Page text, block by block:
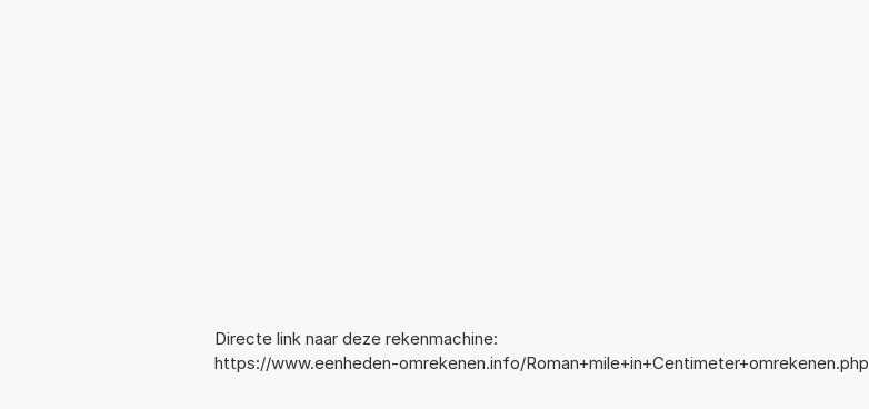
Directe link naar deze rekenmachine:
https://www.eenheden-omrekenen.info/Roman+mile+in+Centimeter+omrekenen.php